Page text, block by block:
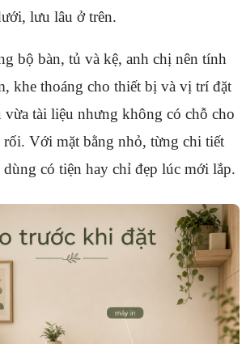
lưu lâu ở trên.
bộ bàn, tủ và kệ, anh chị nên tính
khe thoáng cho thiết bị và vị trí đặt
tài liệu nhưng không có chỗ cho
rối. Với mặt bằng nhỏ, từng chi tiết
có tiện hay chỉ đẹp lúc mới lắp.